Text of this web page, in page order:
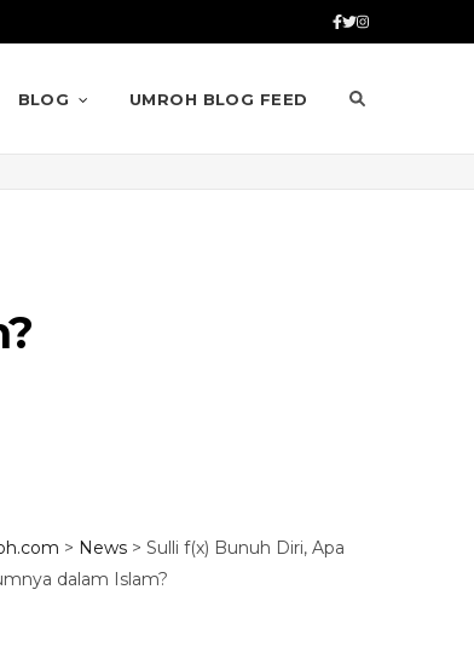
BLOG UMROH BLOG FEED
> News > Sulli f(x) Bunuh Diri, Apa
dalam Islam?